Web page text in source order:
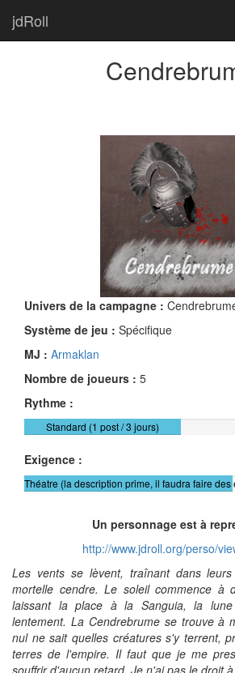
jdRoll
Univers de la campagne :
Système de jeu : Spécifique
MJ : Armaklan
Nombre de joueurs : 5
Rythme :
Standard (1 post / 3 jours)
Exigence :
Théatre (la description prime, il faudra faire des
Un personnage est à
http://www.jdroll.org/perso/
Les vents se lèvent, traînant dans
mortelle cendre. Le soleil commence à
laissant la place à la Sanguia, la
lentement. La Cendrebrume se trouve à
nul ne sait quelles créatures s'y terrent,
terres de l'empire. Il faut que je me
souffrir d'aucun retard. Je n'ai pas le droit